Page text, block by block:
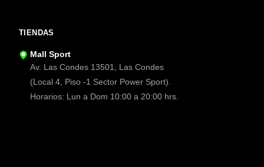
TIENDAS
Mall Sport
Av. Las Condes 13501, Las Condes
(Local 4, Piso -1 Sector Power Sport).
Horarios: Lun a Dom 10:00 a 20:00 hrs.